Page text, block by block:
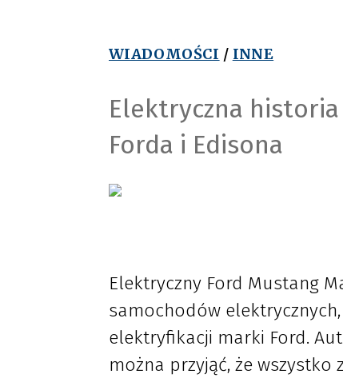
WIADOMOŚCI / INNE
Elektryczna
Forda i Edisona
Elektryczny Ford Mustang
samochodów
elektryfikacji marki Ford.
można przyjąć, że